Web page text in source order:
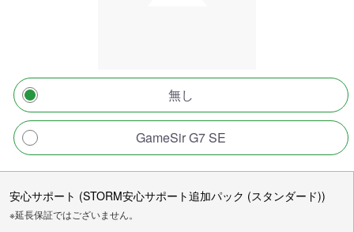
無し
GameSir G7 SE
安心サポート (STORM安心サポート追加パック (スタンダード))
※延長保証ではございません。